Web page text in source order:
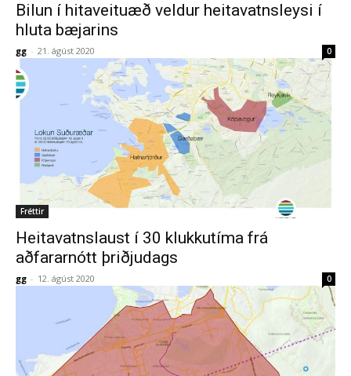
Bilun í hitaveituæð veldur heitavatnsleysi í
hluta bæjarins
gg - 21. ágúst 2020 0
Fréttir
Heitavatnslaust í 30 klukkutíma frá
aðfararnótt þriðjudags
gg - 12. ágúst 2020 0